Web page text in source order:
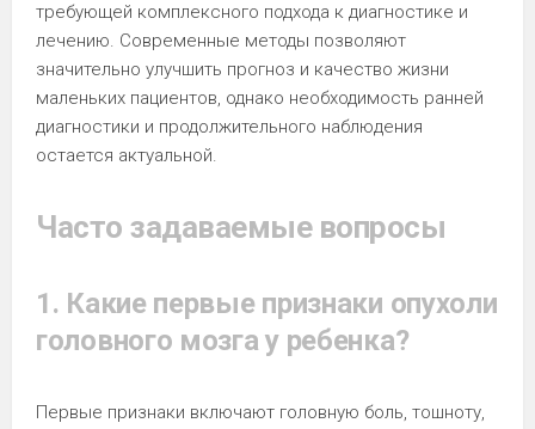
требующей комплексного подхода к диагностике и
лечению. Современные методы позволяют
значительно улучшить прогноз и качество жизни
маленьких пациентов, однако необходимость ранней
диагностики и продолжительного наблюдения
остается актуальной.
Часто задаваемые вопросы
1. Какие первые признаки опухоли
головного мозга у ребенка?
Первые признаки включают головную боль, тошноту,